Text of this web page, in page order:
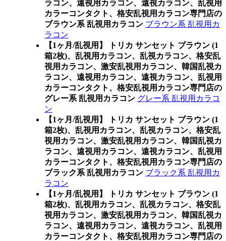
ラコン、遠視用カラコン、遠視カラコン、乱視用
カラーコンタクト、格安乱視用カラコン専門店の
ブラウン系 乱視用カラコン ブラウン系 乱視用カ
ラコン
【1ヶ月/乱視用】 トリカ サンセット ブラウン (1
箱2枚)、乱視用カラコン、乱視カラコン、格安乱
視用カラコン、激安乱視用カラコン、韓国乱視カ
ラコン、遠視用カラコン、遠視カラコン、乱視用
カラーコンタクト、格安乱視用カラコン専門店の
グレー系 乱視用カラコン グレー系 乱視用カラコ
ン
【1ヶ月/乱視用】 トリカ サンセット ブラウン (1
箱2枚)、乱視用カラコン、乱視カラコン、格安乱
視用カラコン、激安乱視用カラコン、韓国乱視カ
ラコン、遠視用カラコン、遠視カラコン、乱視用
カラーコンタクト、格安乱視用カラコン専門店の
ブラック系 乱視用カラコン ブラック系 乱視用カ
ラコン
【1ヶ月/乱視用】 トリカ サンセット ブラウン (1
箱2枚)、乱視用カラコン、乱視カラコン、格安乱
視用カラコン、激安乱視用カラコン、韓国乱視カ
ラコン、遠視用カラコン、遠視カラコン、乱視用
カラーコンタクト、格安乱視用カラコン専門店の